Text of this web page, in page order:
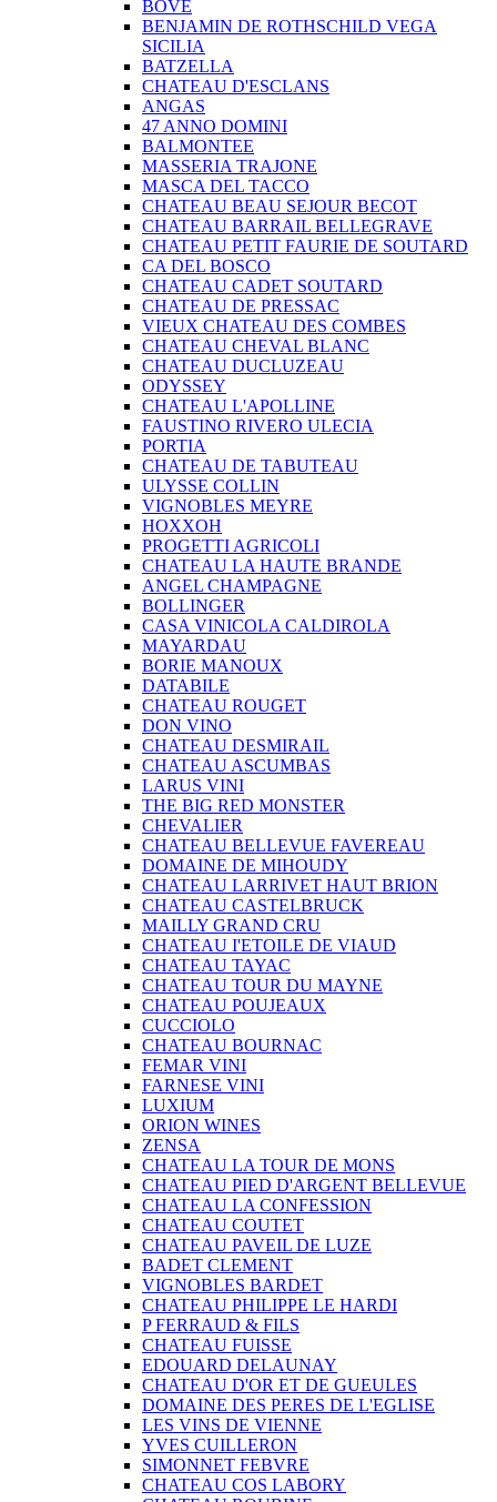
BOVE
BENJAMIN DE ROTHSCHILD VEGA
SICILIA
BATZELLA
CHATEAU D'ESCLANS
ANGAS
47 ANNO DOMINI
BALMONTEE
MASSERIA TRAJONE
MASCA DEL TACCO
CHATEAU BEAU SEJOUR BECOT
CHATEAU BARRAIL BELLEGRAVE
CHATEAU PETIT FAURIE DE SOUTARD
CA DEL BOSCO
CHATEAU CADET SOUTARD
CHATEAU DE PRESSAC
VIEUX CHATEAU DES COMBES
CHATEAU CHEVAL BLANC
CHATEAU DUCLUZEAU
ODYSSEY
CHATEAU L'APOLLINE
FAUSTINO RIVERO ULECIA
PORTIA
CHATEAU DE TABUTEAU
ULYSSE COLLIN
VIGNOBLES MEYRE
HOXXOH
PROGETTI AGRICOLI
CHATEAU LA HAUTE BRANDE
ANGEL CHAMPAGNE
BOLLINGER
CASA VINICOLA CALDIROLA
MAYARDAU
BORIE MANOUX
DATABILE
CHATEAU ROUGET
DON VINO
CHATEAU DESMIRAIL
CHATEAU ASCUMBAS
LARUS VINI
THE BIG RED MONSTER
CHEVALIER
CHATEAU BELLEVUE FAVEREAU
DOMAINE DE MIHOUDY
CHATEAU LARRIVET HAUT BRION
CHATEAU CASTELBRUCK
MAILLY GRAND CRU
CHATEAU I'ETOILE DE VIAUD
CHATEAU TAYAC
CHATEAU TOUR DU MAYNE
CHATEAU POUJEAUX
CUCCIOLO
CHATEAU BOURNAC
FEMAR VINI
FARNESE VINI
LUXIUM
ORION WINES
ZENSA
CHATEAU LA TOUR DE MONS
CHATEAU PIED D'ARGENT BELLEVUE
CHATEAU LA CONFESSION
CHATEAU COUTET
CHATEAU PAVEIL DE LUZE
BADET CLEMENT
VIGNOBLES BARDET
CHATEAU PHILIPPE LE HARDI
P FERRAUD & FILS
CHATEAU FUISSE
EDOUARD DELAUNAY
CHATEAU D'OR ET DE GUEULES
DOMAINE DES PERES DE L'EGLISE
LES VINS DE VIENNE
YVES CUILLERON
SIMONNET FEBVRE
CHATEAU COS LABORY